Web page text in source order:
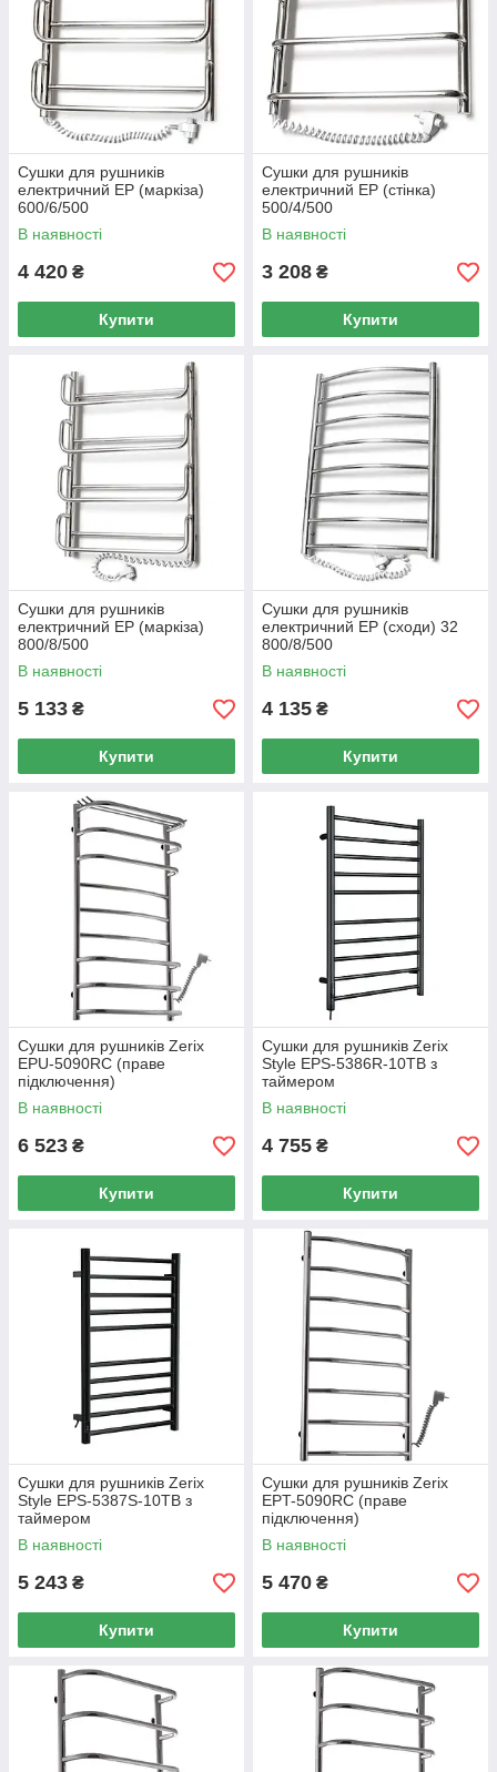
Сушки для рушників
електричний EP (маркіза)
600/6/500
В наявності
4 420 ₴
Купити
Сушки для рушників
електричний EP (стінка)
500/4/500
В наявності
3 208 ₴
Купити
Сушки для рушників
електричний EP (маркіза)
800/8/500
В наявності
5 133 ₴
Купити
Сушки для рушників
електричний EP (сходи) 32
800/8/500
В наявності
4 135 ₴
Купити
Сушки для рушників Zerix
EPU-5090RC (праве
підключення)
В наявності
6 523 ₴
Купити
Сушки для рушників Zerix
Style EPS-5386R-10TB з
таймером
В наявності
4 755 ₴
Купити
Сушки для рушників Zerix
Style EPS-5387S-10TB з
таймером
В наявності
5 243 ₴
Купити
Сушки для рушників Zerix
EPT-5090RC (праве
підключення)
В наявності
5 470 ₴
Купити